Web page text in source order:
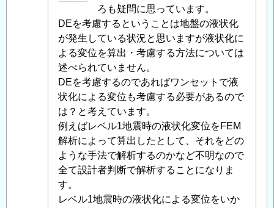
（樋
計）」
る
「Re:
レ
ベ
ル
1
地
震
時
に
お
け
る
ろも疑問に思っています。
DEを考慮するということは地盤の液状化
が発生している状況と思いますが液状化に
よる変位を算出・考慮する方法については
述べられていません。
DEを考慮するのであればワンセットで液
状化による変位も考慮する必要があるので
は？と考えています。
例えばレベル1地震時の液状化変位をFEM
解析によって算出したとして、それをどの
ような手法で解析するのかなど不明なので
全て設計者判断で解析することになりま
す。
レベル1地震時の液状化による変位をいか